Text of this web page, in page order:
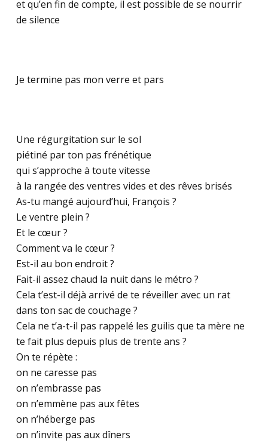
et qu’en fin de compte, il est possible de se nourrir
de silence
Je termine pas mon verre et pars
Une régurgitation sur le sol
piétiné par ton pas frénétique
qui s’approche à toute vitesse
à la rangée des ventres vides et des rêves brisés
As-tu mangé aujourd’hui, François ?
Le ventre plein ?
Et le cœur ?
Comment va le cœur ?
Est-il au bon endroit ?
Fait-il assez chaud la nuit dans le métro ?
Cela t’est-il déjà arrivé de te réveiller avec un rat
dans ton sac de couchage ?
Cela ne t’a-t-il pas rappelé les guilis que ta mère ne
te fait plus depuis plus de trente ans ?
On te répète :
on ne caresse pas
on n’embrasse pas
on n’emmène pas aux fêtes
on n’héberge pas
on n’invite pas aux dîners